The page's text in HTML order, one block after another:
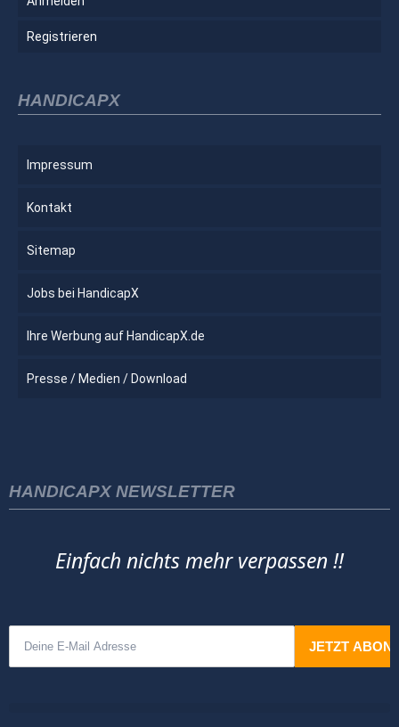
Registrieren
HANDICAPX
Impressum
Kontakt
Sitemap
Jobs bei HandicapX
Ihre Werbung auf HandicapX.de
Presse / Medien / Download
HANDICAPX NEWSLETTER
Einfach nichts mehr verpassen !!